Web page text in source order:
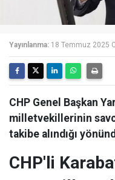
Yayınlanma: 18 Temmuz 2025
CHP Genel Başkan
milletvekillerinin
takibe alındığı
CHP'li